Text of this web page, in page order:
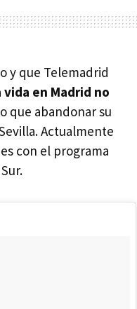
y que Telemadrid
vida en Madrid no
que abandonar su
Actualmente
con el programa